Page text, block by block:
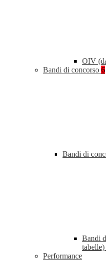
OIV
Bandi di concorso 6
Bandi di
Bandi
tabelle)
Performance